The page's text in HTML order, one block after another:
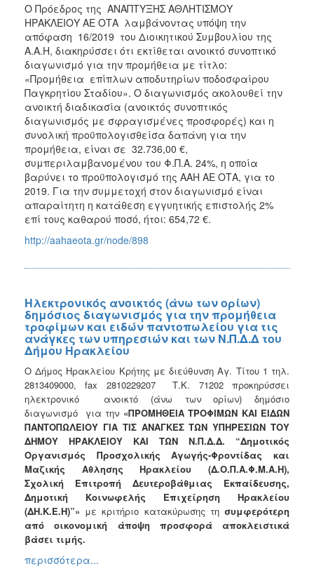
Ο Πρόεδρος της ΑΝΑΠΤΥΞΗΣ ΑΘΛΗΤΙΣΜΟΥ
ΗΡΑΚΛΕΙΟΥ ΑΕ ΟΤΑ λαμβάνοντας υπόψη την
απόφαση 16/2019 του Διοικητικού Συμβουλίου της
Α.Α.Η, διακηρύσσει ότι εκτίθεται ανοικτό συνοπτικό
διαγωνισμό για την προμήθεια με τίτλο:
«Προμήθεια επίπλων αποδυτηρίων ποδοσφαίρου
Παγκρητίου Σταδίου». Ο διαγωνισμός ακολουθεί την
ανοικτή διαδικασία (ανοικτός συνοπτικός
διαγωνισμός με σφραγισμένες προσφορές) και η
συνολική προϋπολογισθείσα δαπάνη για την
προμήθεια, είναι σε 32.736,00 €,
συμπεριλαμβανομένου του Φ.Π.Α. 24%, η οποία
βαρύνει το προϋπολογισμό της ΑΑΗ ΑΕ ΟΤΑ, για το
2019. Για την συμμετοχή στον διαγωνισμό είναι
απαραίτητη η κατάθεση εγγυητικής επιστολής 2%
επί τους καθαρού ποσό, ήτοι: 654,72 €.
http://aahaeota.gr/node/898
Ηλεκτρονικός ανοικτός (άνω των ορίων)
δημόσιος διαγωνισμός για την προμήθεια
τροφίμων και ειδών παντοπωλείου για τις
ανάγκες των υπηρεσιών και των Ν.Π.Δ.Δ του
Δήμου Ηρακλείου
Ο Δήμος Ηρακλείου Κρήτης με διεύθυνση Αγ. Τίτου 1 τηλ.
2813409000, fax 2810229207 Τ.Κ. 71202 προκηρύσσει
ηλεκτρονικό ανοικτό (άνω των ορίων) δημόσιο
διαγωνισμό για την «ΠΡΟΜΗΘΕΙΑ ΤΡΟΦΙΜΩΝ ΚΑΙ ΕΙΔΩΝ
ΠΑΝΤΟΠΩΛΕΙΟΥ ΓΙΑ ΤΙΣ ΑΝΑΓΚΕΣ ΤΩΝ ΥΠΗΡΕΣΙΩΝ ΤΟΥ
ΔΗΜΟΥ ΗΡΑΚΛΕΙΟΥ ΚΑΙ ΤΩΝ Ν.Π.Δ.Δ. “Δημοτικός
Οργανισμός Προσχολικής Αγωγής-Φροντίδας και
Μαζικής Aθλησης Ηρακλείου (Δ.Ο.Π.Α.Φ.Μ.Α.Η),
Σχολική Επιτροπή Δευτεροβάθμιας Εκπαίδευσης,
Δημοτική Κοινωφελής Επιχείρηση Ηρακλείου
(ΔΗ.Κ.Ε.Η)”» με κριτήριο κατακύρωσης τησυμφερότερη
από οικονομική άποψη προσφορά αποκλειστικά
βάσει τιμής.
περισσότερα...